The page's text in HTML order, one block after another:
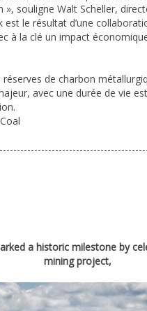
souligne Walt Scheller,
le résultat d’une
à la clé un impact
de charbon
avec une durée de vie
a historic milestone by
mining project,